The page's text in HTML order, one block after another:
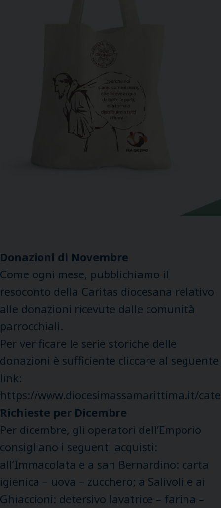
Donazioni di Novembre
Come ogni mese, pubblichiamo il
resoconto della Caritas diocesana relativo
alle donazioni ricevute dalle comunità
parrocchiali.
Per verificare le serie storiche delle
donazioni è sufficiente cliccare al seguente
link:
https://www.diocesimassamarittima.it/
Richieste per Dicembre
Per dicembre, gli operatori dell’Emporio
consigliano i seguenti acquisti:
all’Immacolata e a san Bernardino: carta
igienica – uova – zucchero; a Salivoli e ai
Ghiaccioni: detersivo lavatrice – farina –